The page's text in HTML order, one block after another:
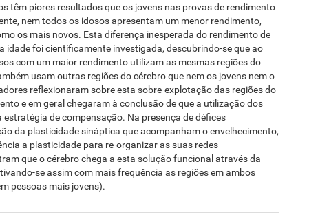
têm piores resultados que os jovens nas provas de rendimento
nem todos os idosos apresentam um menor rendimento,
os mais novos. Esta diferença inesperada do rendimento de
idade foi científicamente investigada, descubrindo-se que ao
com um maior rendimento utilizam as mesmas regiões do
usam outras regiões do cérebro que nem os jovens nem o
reflexionaram sobre esta sobre-explotação das regiões do
e em geral chegaram à conclusão de que a utilização dos
de compensação. Na presença de défices
da plasticidade sináptica que acompanham o envelhecimento,
a plasticidade para re-organizar as suas redes
que o cérebro chega a esta solução funcional através da
se assim com mais frequência as regiões em ambos
pessoas mais jovens).